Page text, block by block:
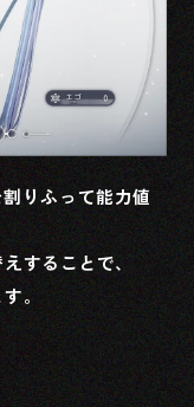
りふって能力値
することで、
。